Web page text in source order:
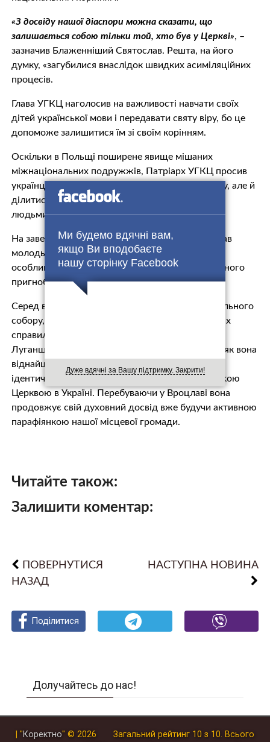
Ми будемо вдячні вам,
якщо Ви вподобаєте
нашу сторінку Facebook
Дуже вдячні за Вашу підтримку. Закрити!
«З досвіду нашої діаспори можна сказати, що
залишається собою тільки той, хто був у Церкві», –
зазначив Блаженніший Святослав. Решта, на його
думку, «загубилися внаслідок швидких асиміляційних
процесів.
Глава УГКЦ наголосив на важливості навчати своїх
дітей української мови і передавати святу віру, бо це
допоможе залишитися їм зі своїм корінням.
Оскільки в Польщі поширене явище мішаних
міжнаціональних подружжів, Патріарх УГКЦ просив
українців не тільки зберегти свою віру і культуру, але й
ділитися своїм духовним багатством з іншими
людьми.
На завершення Блаженніший Святослав закликав
молодь в усіх обставинах життя шукати Бога,
особливо у важких моментах самотності, духовного
пригноблення і різного роду труднощів.
Серед виступаючої молоді та парафіян катедрального
собору, особливо глибоке враження на присутніх
справило свідоцтво п. Наталії, переселенки з
Луганщини, яка розповіла свій шлях до Бога та як вона
віднайшла свою національну та християнську
ідентичність завдяки зустрічі з Греко-Католицькою
Церквою в Україні. Перебуваючи у Вроцлаві вона
продовжує свій духовний досвід вже будучи активною
парафіянкою нашої місцевої громади.
Читайте також:
Залишити коментар:
ПОВЕРНУТИСЯ
НАЗАД
НАСТУПНА НОВИНА
Поділитися
Поділитися
Поділитися
Долучайтесь до нас!
| "Коректно" © 2026 Загальний рейтинг 10 з 10. Всього